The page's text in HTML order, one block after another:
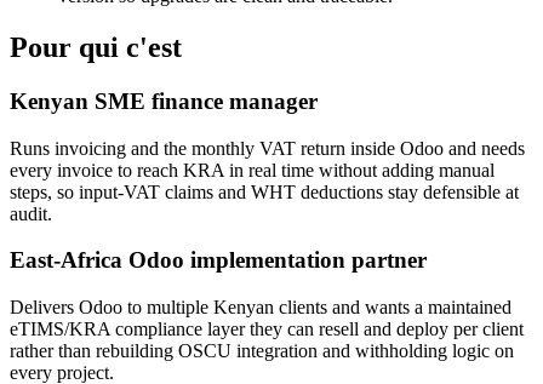
Pour qui c'est
Kenyan SME finance manager
Runs invoicing and the monthly VAT return inside Odoo and needs
every invoice to reach KRA in real time without adding manual
steps, so input-VAT claims and WHT deductions stay defensible at
audit.
East-Africa Odoo implementation partner
Delivers Odoo to multiple Kenyan clients and wants a maintained
eTIMS/KRA compliance layer they can resell and deploy per client
rather than rebuilding OSCU integration and withholding logic on
every project.